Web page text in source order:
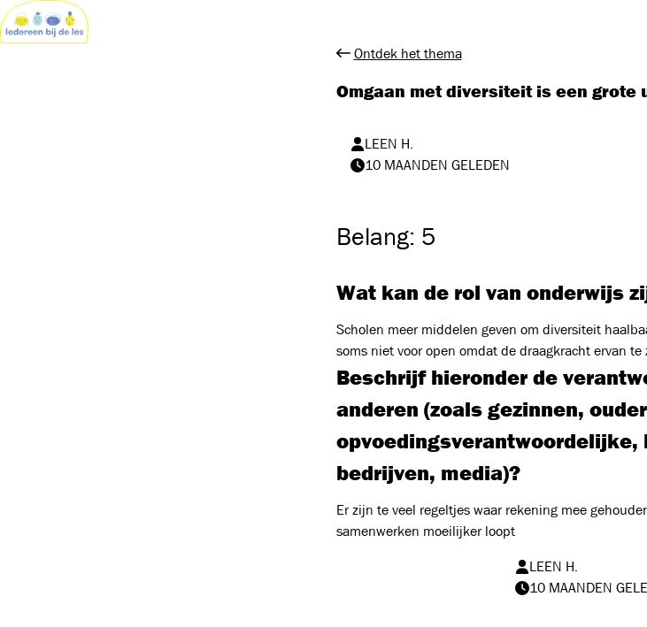
Ontdek het thema
Omgaan met diversiteit is een grote
LEEN H.
10 MAANDEN GELEDEN
Belang: 5
Wat kan de rol van onderwijs
Scholen meer middelen geven om diversiteit
soms niet voor open omdat de draagkracht ervan te
Beschrijf hieronder de
anderen (zoals gezinnen,
bedrijven, media)?
Er zijn te veel regeltjes waar rekening mee
samenwerken moeilijker loopt
LEEN H.
10 MAANDEN